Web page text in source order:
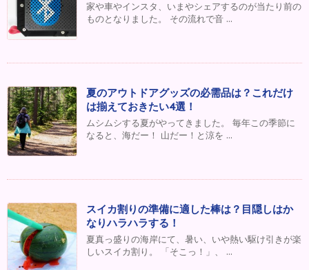
家や車やインスタ、いまやシェアするのが当たり前の
ものとなりました。 その流れで音 ...
夏のアウトドアグッズの必需品は？これだけ
は揃えておきたい4選！
ムシムシする夏がやってきました。 毎年この季節に
なると、海だー！ 山だー！と涼を ...
スイカ割りの準備に適した棒は？目隠しはか
なりハラハラする！
夏真っ盛りの海岸にて、暑い、いや熱い駆け引きが楽
しいスイカ割り。 「そこっ！」、 ...